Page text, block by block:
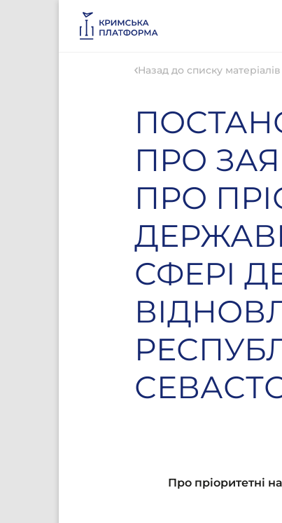
Назад до списку матеріалів
ПРО
ПРО
СФЕРІ
Про пріоритетні